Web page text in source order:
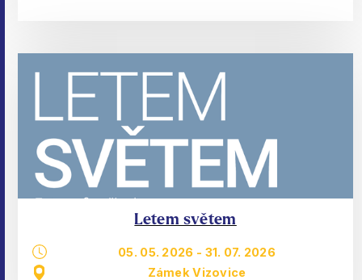
Letem světem
05. 05. 2026 - 31. 07. 2026
Zámek Vizovice